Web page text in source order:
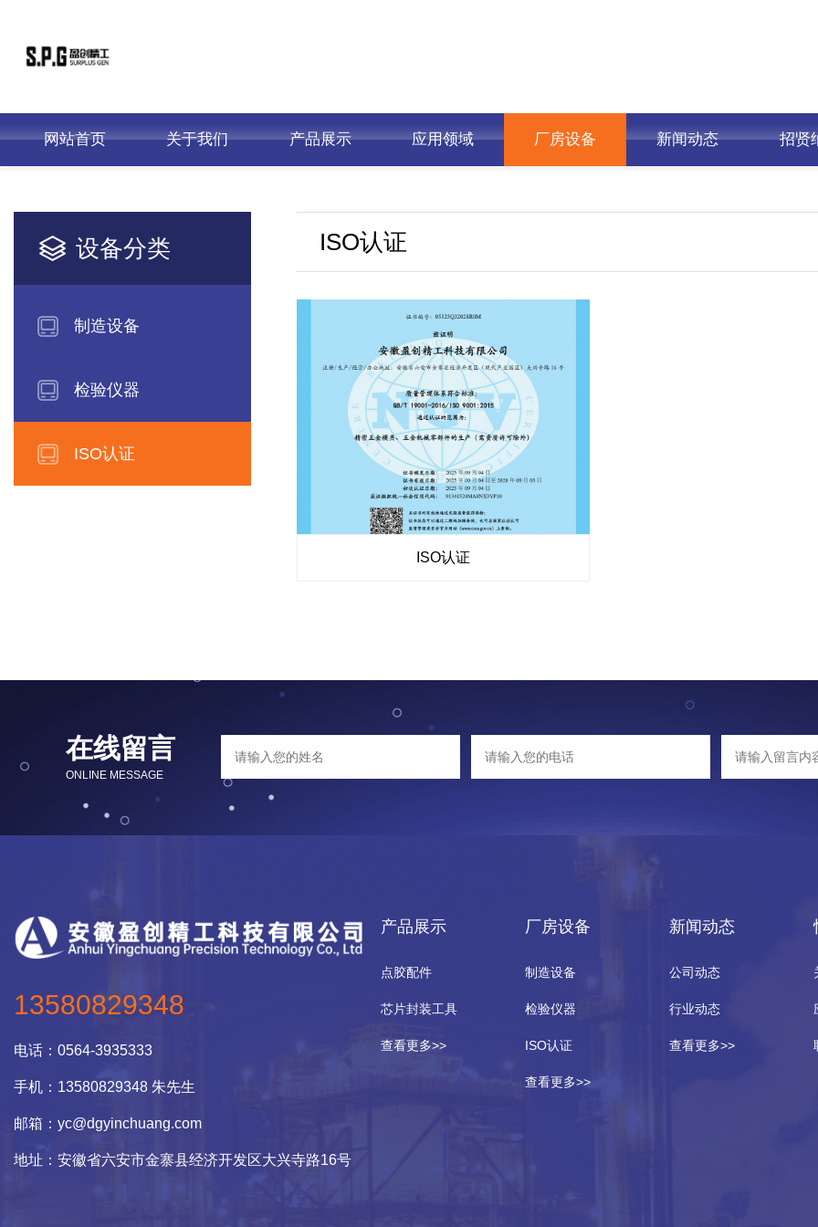
网站首页 关于我们 产品展示 应用领域 厂房设备 新闻动态 招贤
设备分类
制造设备
检验仪器
ISO认证
ISO认证
ISO认证
在线留言
ONLINE MESSAGE
13580829348
电话： 0564-3935333
手机：13580829348 朱先生
邮箱：yc@dgyinchuang.com
地址： 安徽省六安市金寨县经济开发区大兴寺路16号
产品展示
点胶配件
芯片封装工具
查看更多>>
厂房设备
制造设备
检验仪器
ISO认证
查看更多>>
新闻动态
公司动态
行业动态
查看更多>>